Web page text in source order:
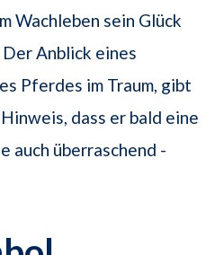
Wachleben sein Glück
Anblick eines
Pferdes im Traum, gibt
dass er bald eine
auch überraschend -